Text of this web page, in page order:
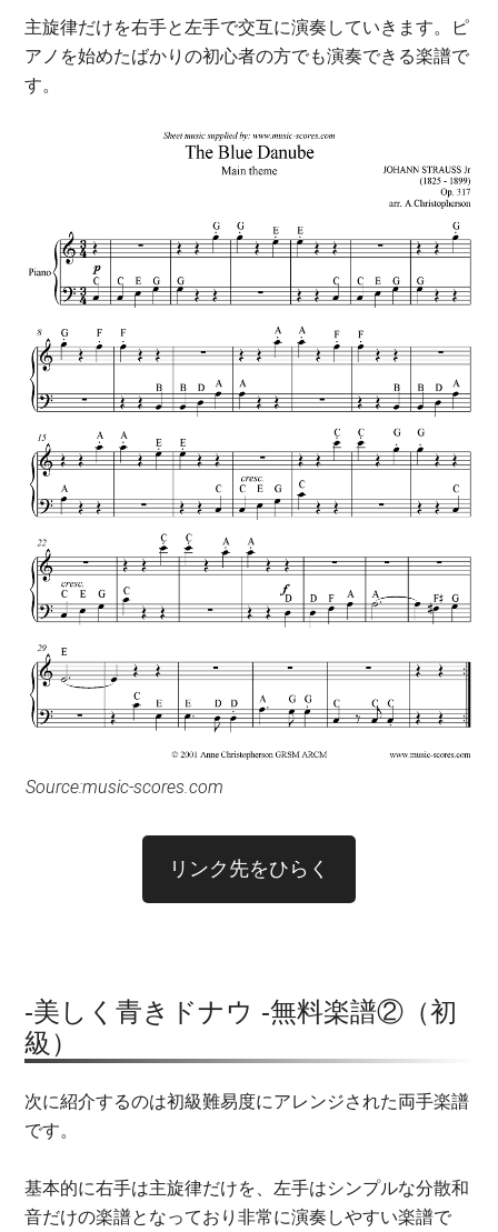
主旋律だけを右手と左手で交互に演奏していきます。ピ
アノを始めたばかりの初心者の方でも演奏できる楽譜で
す。
Source:music-scores.com
リンク先をひらく
-美しく青きドナウ -無料楽譜②（初
級）
次に紹介するのは初級難易度にアレンジされた両手楽譜
です。
基本的に右手は主旋律だけを、左手はシンプルな分散和
音だけの楽譜となっており非常に演奏しやすい楽譜で